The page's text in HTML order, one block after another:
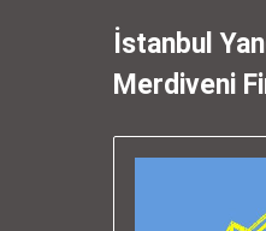
İstanbul
Merdiveni